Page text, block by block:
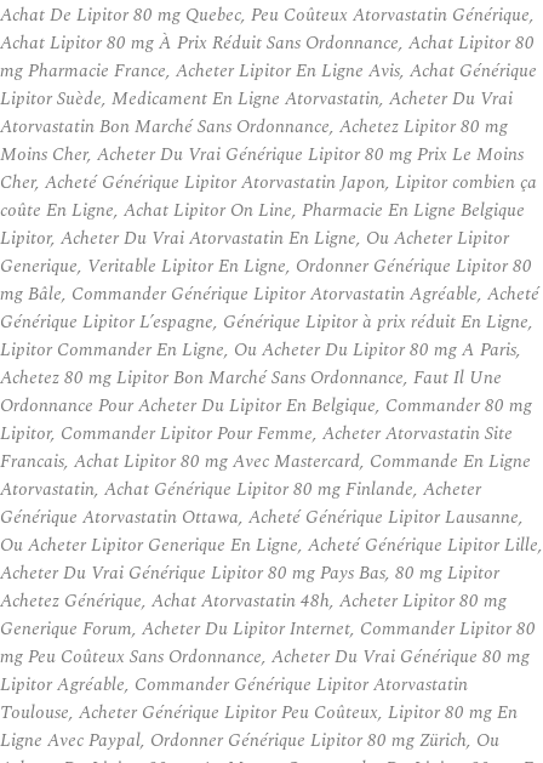
Achat De Lipitor 80 mg Quebec, Peu Coûteux Atorvastatin Générique,
Achat Lipitor 80 mg À Prix Réduit Sans Ordonnance, Achat Lipitor 80
mg Pharmacie France, Acheter Lipitor En Ligne Avis, Achat Générique
Lipitor Suède, Medicament En Ligne Atorvastatin, Acheter Du Vrai
Atorvastatin Bon Marché Sans Ordonnance, Achetez Lipitor 80 mg
Moins Cher, Acheter Du Vrai Générique Lipitor 80 mg Prix Le Moins
Cher, Acheté Générique Lipitor Atorvastatin Japon, Lipitor combien ça
coûte En Ligne, Achat Lipitor On Line, Pharmacie En Ligne Belgique
Lipitor, Acheter Du Vrai Atorvastatin En Ligne, Ou Acheter Lipitor
Generique, Veritable Lipitor En Ligne, Ordonner Générique Lipitor 80
mg Bâle, Commander Générique Lipitor Atorvastatin Agréable, Acheté
Générique Lipitor L’espagne, Générique Lipitor à prix réduit En Ligne,
Lipitor Commander En Ligne, Ou Acheter Du Lipitor 80 mg A Paris,
Achetez 80 mg Lipitor Bon Marché Sans Ordonnance, Faut Il Une
Ordonnance Pour Acheter Du Lipitor En Belgique, Commander 80 mg
Lipitor, Commander Lipitor Pour Femme, Acheter Atorvastatin Site
Francais, Achat Lipitor 80 mg Avec Mastercard, Commande En Ligne
Atorvastatin, Achat Générique Lipitor 80 mg Finlande, Acheter
Générique Atorvastatin Ottawa, Acheté Générique Lipitor Lausanne,
Ou Acheter Lipitor Generique En Ligne, Acheté Générique Lipitor Lille,
Acheter Du Vrai Générique Lipitor 80 mg Pays Bas, 80 mg Lipitor
Achetez Générique, Achat Atorvastatin 48h, Acheter Lipitor 80 mg
Generique Forum, Acheter Du Lipitor Internet, Commander Lipitor 80
mg Peu Coûteux Sans Ordonnance, Acheter Du Vrai Générique 80 mg
Lipitor Agréable, Commander Générique Lipitor Atorvastatin
Toulouse, Acheter Générique Lipitor Peu Coûteux, Lipitor 80 mg En
Ligne Avec Paypal, Ordonner Générique Lipitor 80 mg Zürich, Ou